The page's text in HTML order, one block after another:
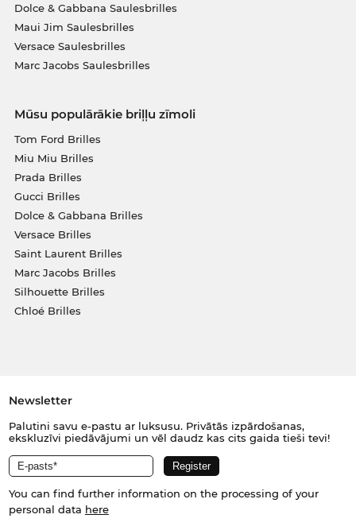
Dolce & Gabbana Saulesbrilles
Maui Jim Saulesbrilles
Versace Saulesbrilles
Marc Jacobs Saulesbrilles
Mūsu populārākie briļļu zīmoli
Tom Ford Brilles
Miu Miu Brilles
Prada Brilles
Gucci Brilles
Dolce & Gabbana Brilles
Versace Brilles
Saint Laurent Brilles
Marc Jacobs Brilles
Silhouette Brilles
Chloé Brilles
Newsletter
Palutini savu e-pastu ar luksusu. Privātās izpārdošanas,
ekskluzīvi piedāvājumi un vēl daudz kas cits gaida tieši tevi!
You can find further information on the processing of your
personal data here